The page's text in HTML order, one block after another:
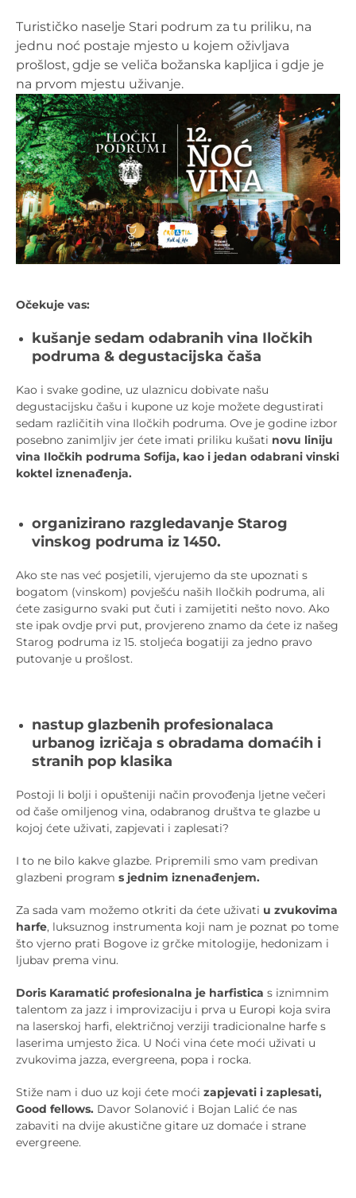
Turističko naselje Stari podrum za tu priliku, na
jednu noć postaje mjesto u kojem oživljava
prošlost, gdje se veliča božanska kapljica i gdje je
na prvom mjestu uživanje.
Očekuje vas:
kušanje sedam odabranih vina Iločkih
podruma & degustacijska čaša
Kao i svake godine, uz ulaznicu dobivate našu
degustacijsku čašu i kupone uz koje možete degustirati
sedam različitih vina Iločkih podruma. Ove je godine izbor
posebno zanimljiv jer ćete imati priliku kušati novu liniju
vina Iločkih podruma Sofija, kao i jedan odabrani vinski
koktel iznenađenja.
organizirano razgledavanje Starog
vinskog podruma iz 1450.
Ako ste nas već posjetili, vjerujemo da ste upoznati s
bogatom (vinskom) povješću naših Iločkih podruma, ali
ćete zasigurno svaki put čuti i zamijetiti nešto novo. Ako
ste ipak ovdje prvi put, provjereno znamo da ćete iz našeg
Starog podruma iz 15. stoljeća bogatiji za jedno pravo
putovanje u prošlost.
nastup glazbenih profesionalaca
urbanog izričaja s obradama domaćih i
stranih pop klasika
Postoji li bolji i opušteniji način provođenja ljetne večeri
od čaše omiljenog vina, odabranog društva te glazbe u
kojoj ćete uživati, zapjevati i zaplesati?
I to ne bilo kakve glazbe. Pripremili smo vam predivan
glazbeni program s jednim iznenađenjem.
Za sada vam možemo otkriti da ćete uživati u zvukovima
harfe, luksuznog instrumenta koji nam je poznat po tome
što vjerno prati Bogove iz grčke mitologije, hedonizam i
ljubav prema vinu.
Doris Karamatić profesionalna je harfistica s iznimnim
talentom za jazz i improvizaciju i prva u Europi koja svira
na laserskoj harfi, električnoj verziji tradicionalne harfe s
laserima umjesto žica. U Noći vina ćete moći uživati u
zvukovima jazza, evergreena, popa i rocka.
Stiže nam i duo uz koji ćete moći zapjevati i zaplesati,
Good fellows. Davor Solanović i Bojan Lalić će nas
zabaviti na dvije akustične gitare uz domaće i strane
evergreene.